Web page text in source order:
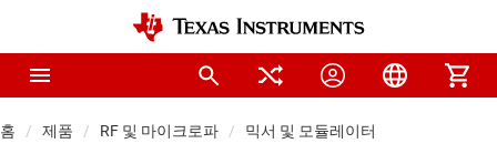
홈 제품 RF 및 마이크로파 믹서 및 모듈레이터